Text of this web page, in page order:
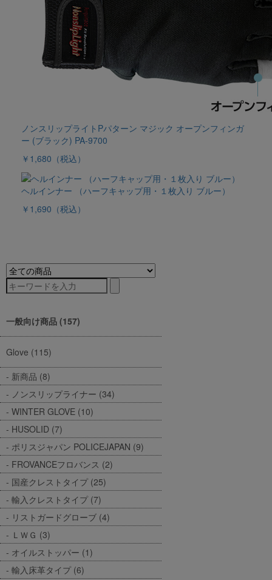
ノンスリップライトPパターン マジック オープンフィンガ
ー (ブラック) PA-9700
￥1,680 （税込）
ヘルインナー （ハーフキャップ用・１枚入り ブルー）
￥1,690 （税込）
一般向け商品 (157)
Glove (115)
新商品 (8)
ノンスリップライナー (34)
WINTER GLOVE (10)
HUSOLID (7)
ポリスジャパン POLICEJAPAN (9)
FROVANCEフロバンス (2)
国産クレストタイプ (25)
輸入クレストタイプ (7)
リストガードグローブ (4)
ＬＷＧ (3)
オイルストッパー (1)
輸入床革タイプ (6)